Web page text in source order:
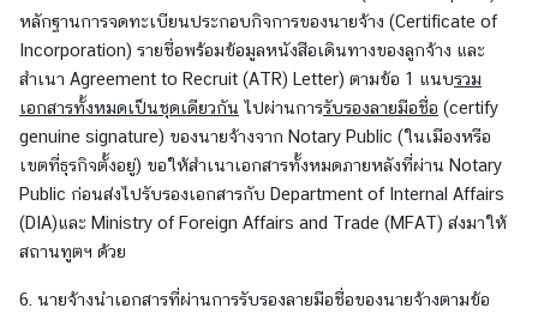
r
s
มุ
ม
ป
ร
ะ
หลักฐานการจดทะเบียนประกอบกิจการของนายจ้าง (Certificate of
Incorporation) รายชื่อพร้อมข้อมูลหนังสือเดินทางของลูกจ้าง และ
สำเนา Agreement to Recruit (ATR) Letter) ตามข้อ 1 แนบรวม
เอกสารทั้งหมดเป็นชุดเดียวกัน ไปผ่านการรับรองลายมือชื่อ (certify
genuine signature) ของนายจ้างจาก Notary Public (ในเมืองหรือ
เขตที่ธุรกิจตั้งอยู่) ขอให้สำเนาเอกสารทั้งหมดภายหลังที่ผ่าน Notary
Public ก่อนส่งไปรับรองเอกสารกับ Department of Internal Affairs
(DIA)และ Ministry of Foreign Affairs and Trade (MFAT) ส่งมาให้
สถานทูตฯ ด้วย
6. นายจ้างนำเอกสารที่ผ่านการรับรองลายมือชื่อของนายจ้างตามข้อ